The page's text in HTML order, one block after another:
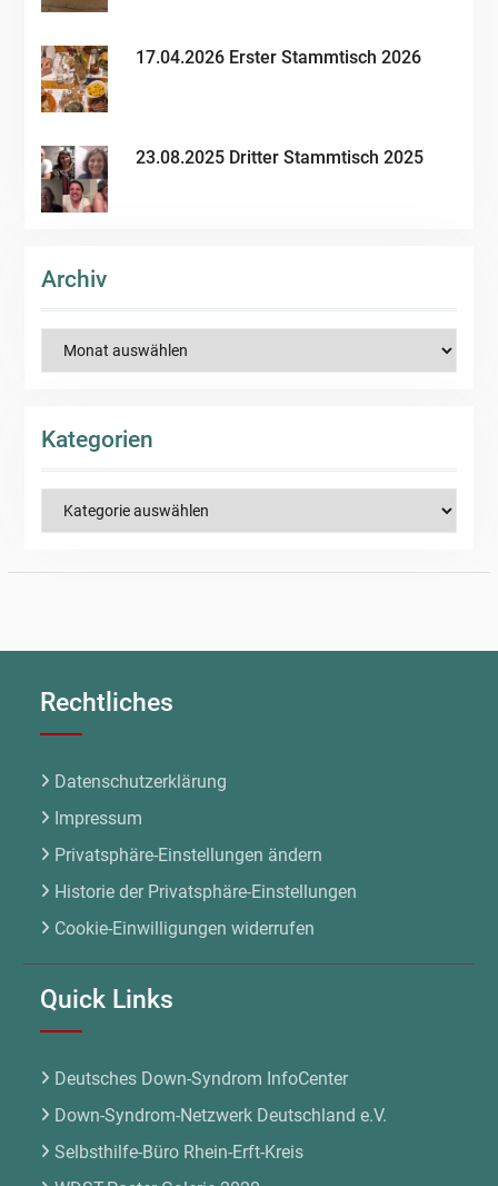
17.04.2026 Erster Stammtisch 2026
23.08.2025 Dritter Stammtisch 2025
Archiv
Archiv
Kategorien
Kategorien
Rechtliches
Datenschutzerklärung
Impressum
Privatsphäre-Einstellungen ändern
Historie der Privatsphäre-Einstellungen
Cookie-Einwilligungen widerrufen
Quick Links
Deutsches Down-Syndrom InfoCenter
Down-Syndrom-Netzwerk Deutschland e.V.
Selbsthilfe-Büro Rhein-Erft-Kreis